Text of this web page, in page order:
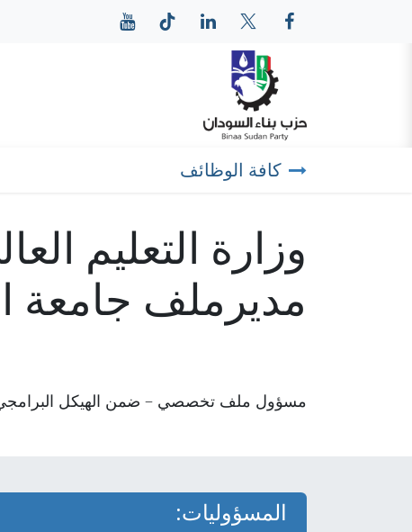
تخطي للذهاب إلى المحتوى
كافة الوظائف
وزارة التعليم
مديرملف جامعة
مسؤول ملف تخصصي – ضمن الهيكل
المسؤوليات: